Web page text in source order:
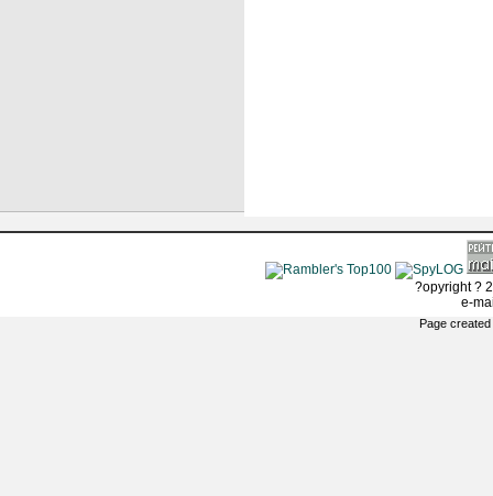
?opyright ?
e-
Page